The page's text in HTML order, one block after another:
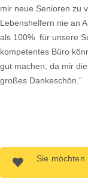
mir neue Senioren zu
Lebenshelfern nie an
als 100% für unsere
kompetentes Büro
gut machen, da mir
großes Dankeschön.“
Sie